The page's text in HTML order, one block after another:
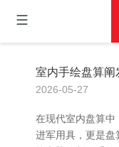
室内手绘盘算阐
2026-05-27
在现代室内盘算中
进军用具，更是盘